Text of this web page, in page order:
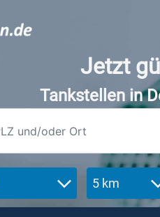
Jetzt
Tankstellen in
5 km